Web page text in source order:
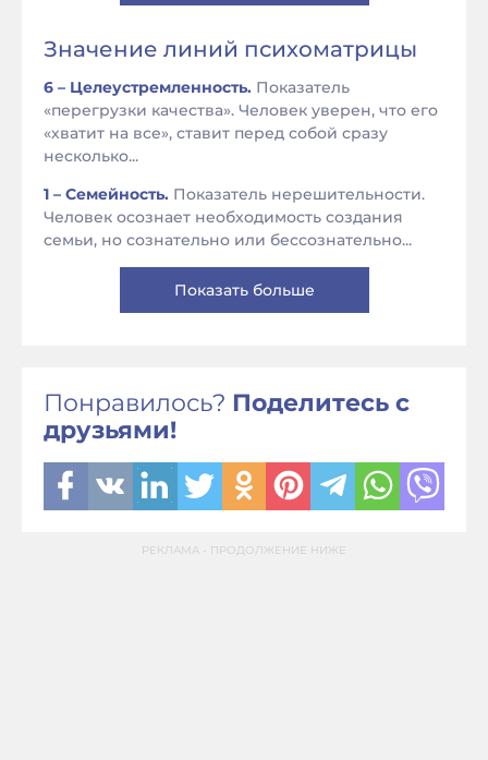
Значение линий психоматрицы
6 – Целеустремленность. Показатель
«перегрузки качества». Человек уверен, что его
«хватит на все», ставит перед собой сразу
несколько...
1 – Семейность. Показатель нерешительности.
Человек осознает необходимость создания
семьи, но сознательно или бессознательно...
Показать больше
Понравилось? Поделитесь с
друзьями!
РЕКЛАМА - ПРОДОЛЖЕНИЕ НИЖЕ